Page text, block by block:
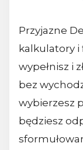
Przyjazne
kalkulatory
wypełnisz i
bez
wybierzesz
będziesz